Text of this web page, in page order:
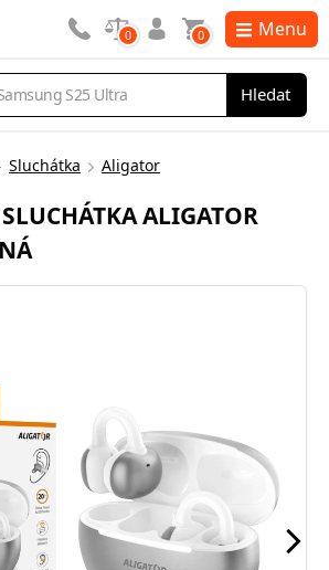
Hledat
0 0 Menu
Sluchátka Aligator
ALIGATOR